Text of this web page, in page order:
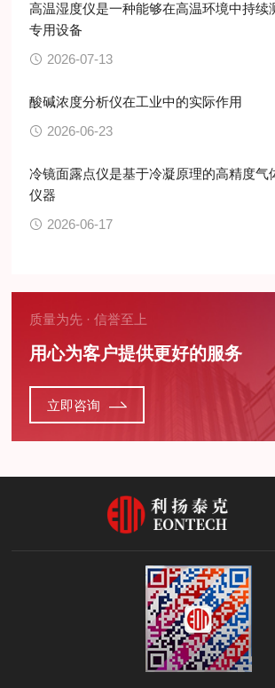
高温湿度仪是一种能够在高温环境中持续
专用设备
2026-07-13
酸碱浓度分析仪在工业中的实际作用
2026-06-23
冷镜面露点仪是基于冷凝原理的高精度气
仪器
2026-06-17
质量为先 · 信誉至上
用心为客户提供更好的服务
立即咨询